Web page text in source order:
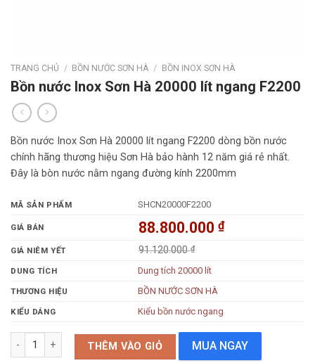
TRANG CHỦ / BỒN NƯỚC SƠN HÀ / BỒN INOX SƠN HÀ
Bồn nước Inox Sơn Hà 20000 lít ngang F2200
Bồn nước Inox Sơn Hà 20000 lít ngang F2200 dòng bồn nước
chính hãng thương hiệu Sơn Hà bảo hành 12 năm giá rẻ nhất.
Đây là bòn nước nằm ngang đường kính 2200mm
MÃ SẢN PHẨM SHCN20000F2200
GIÁ BÁN 88.800.000₫
GIÁ NIÊM YẾT 91.120.000₫
DUNG TÍCH Dung tích 20000 lít
THƯƠNG HIỆU BỒN NƯỚC SƠN HÀ
KIỂU DÁNG Kiểu bồn nước ngang
Bồn nước Inox Sơn Hà 20000 lít ngang F2200 số lượng
THÊM VÀO GIỎ MUA NGAY